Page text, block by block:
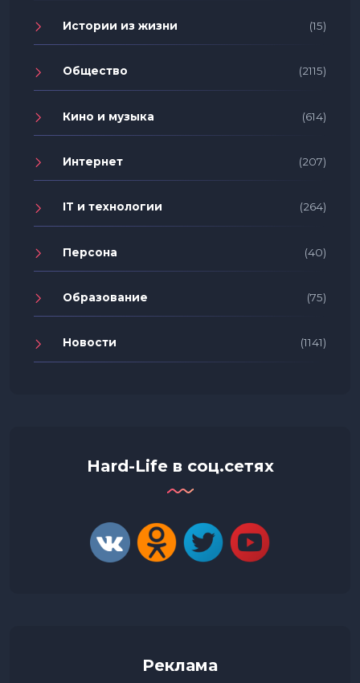
Истории из жизни (15)
Общество (2115)
Кино и музыка (614)
Интернет (207)
IT и технологии (264)
Персона (40)
Образование (75)
Новости (1141)
Hard-Life в соц.сетях
Реклама